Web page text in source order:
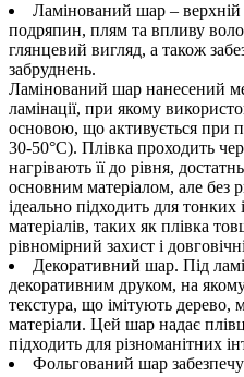
Ламінований шар –
подряпин, плям та впливу
глянцевий вигляд, а також
забруднень.
Ламінований шар нанесений
ламінації, при якому
основою, що активується при
30-50°C). Плівка проходить
нагрівають її до рівня,
основним матеріалом, але без
ідеально підходить для
матеріалів, таких як плівка
рівномірний захист і
Декоративний шар. Під
декоративним друком, на
текстура, що імітують дерево,
матеріали. Цей шар надає
підходить для різноманітних
Фольгований шар